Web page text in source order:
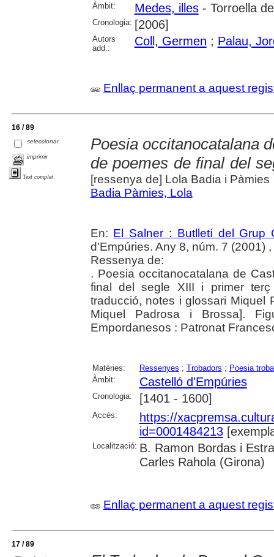
Àmbit: Medes, illes- Torroella
Cronologia: [2006]
Autors
add.:
Coll, Germen ; Palau,
Enllaç permanent a aquest
16 / 89
seleccionar
imprimir
Text complet
Poesia occitanocatalana
de poemes de final del
[ressenya de] Lola Badia i Pàmies
Badia Pàmies, Lola
En: El Salner : Butlletí del Grup
d'Empúries. Any 8, núm. 7 (2001)
Ressenya de:
. Poesia occitanocatalana de
final del segle XIII i primer
traducció, notes i glossari Miquel
Miquel Padrosa i Brossa].
Empordanesos : Patronat
Matèries: Ressenyes ; Trobadors ; Poesia
Àmbit:
Castelló d'Empúries
Cronologia: [1401 - 1600]
Accés:
https://
id=0001484213
Localització: B. Ramon Bordas i
Carles Rahola (Girona)
Enllaç permanent a aquest
17 / 89